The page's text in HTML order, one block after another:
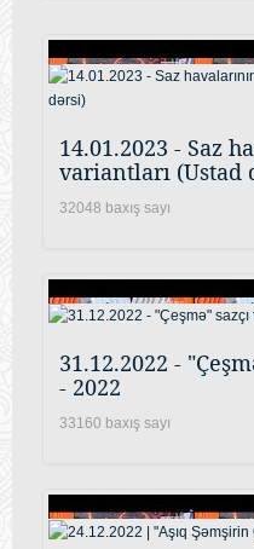
14.01.2023 - Saz
variantları (Ustad
32048 baxış sayı
31.12.2022 -
- 2022
33160 baxış sayı